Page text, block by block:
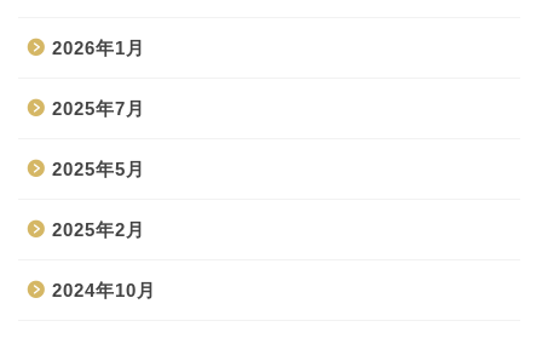
2026年1月
2025年7月
2025年5月
2025年2月
2024年10月